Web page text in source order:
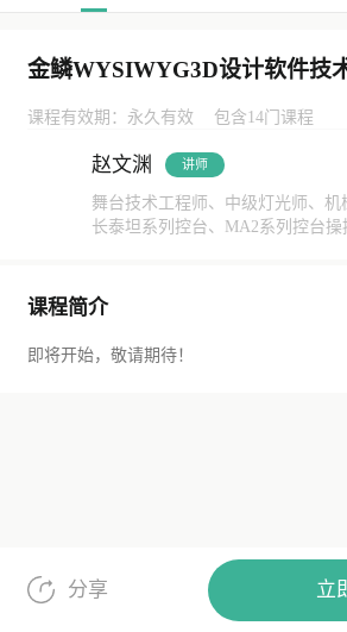
课程有效期：永久有效 包含14门课程
赵文渊 讲师
舞台技术工程师、中级灯光师、机
长泰坦系列控台、MA2系列控台操
课程简介
即将开始，敬请期待！
分享 立